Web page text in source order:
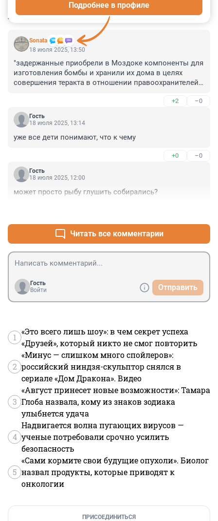
КОММЕНТАРИИ 9
Sonata
Подробнее в профиле
18 июля 2025, 13:50
"задержанные приобрели в Моздоке компоненты для
изготовления бомбы и хранили их дома в целях
совершения теракта в отношении правоохранителей."
+2 –0
Гость
18 июля 2025, 13:14
уже все дети понимают, что к чему
+0 –0
Гость
18 июля 2025, 12:00
может просто рыбу глушить собирались?
Читать все комментарии
Гость
Войти
Отправить
1
«Это всего лишь шоу»: в чем секрет успеха
«Друзей», который никто не смог повторить
2
«Минус — слишком много спойлеров»:
российский ниндзя-скульптор снялся в
сериале «Дом Дракона». Видео
3
«Август принесет новые возможности»: Тамара
Глоба назвала, кому из знаков зодиака
улыбнется удача
4
Надвигается волна пугающих вирусов —
ученые потребовали срочно усилить
безопасность
5
«Сами кормите свои будущие опухоли». Биолог
назвал продукты, которые приводят к
онкологии
ПРИСОЕДИНИТЬСЯ